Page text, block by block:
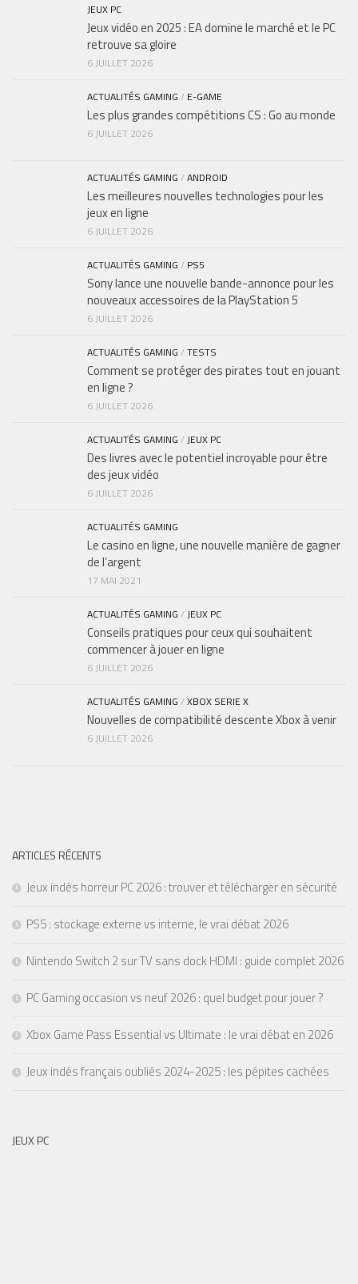
JEUX PC
Jeux vidéo en 2025 : EA domine le marché et le PC
retrouve sa gloire
6 JUILLET 2026
ACTUALITÉS GAMING / E-GAME
Les plus grandes compétitions CS : Go au monde
6 JUILLET 2026
ACTUALITÉS GAMING /ANDROID
Les meilleures nouvelles technologies pour les
jeux en ligne
6 JUILLET 2026
ACTUALITÉS GAMING / PS5
Sony lance une nouvelle bande-annonce pour les
nouveaux accessoires de la PlayStation 5
6 JUILLET 2026
ACTUALITÉS GAMING /TESTS
Comment se protéger des pirates tout en jouant
en ligne ?
6 JUILLET 2026
ACTUALITÉS GAMING /JEUX PC
Des livres avec le potentiel incroyable pour être
des jeux vidéo
6 JUILLET 2026
ACTUALITÉS GAMING
Le casino en ligne, une nouvelle manière de gagner
de l’argent
17 MAI 2021
ACTUALITÉS GAMING /JEUX PC
Conseils pratiques pour ceux qui souhaitent
commencer à jouer en ligne
6 JUILLET 2026
ACTUALITÉS GAMING /XBOX SERIE X
Nouvelles de compatibilité descente Xbox à venir
6 JUILLET 2026
ARTICLES RÉCENTS
Jeux indés horreur PC 2026 : trouver et télécharger en sécurité
PS5 : stockage externe vs interne, le vrai débat 2026
Nintendo Switch 2 sur TV sans dock HDMI : guide complet 2026
PC Gaming occasion vs neuf 2026 : quel budget pour jouer ?
Xbox Game Pass Essential vs Ultimate : le vrai débat en 2026
Jeux indés français oubliés 2024-2025 : les pépites cachées
JEUX PC